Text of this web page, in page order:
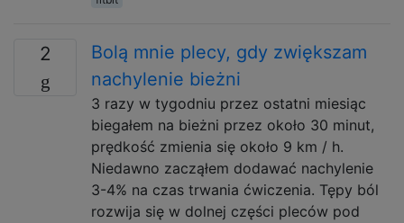
2
Bolą mnie plecy, gdy zwiększam
nachylenie bieżni
3 razy w tygodniu przez ostatni miesiąc
biegałem na bieżni przez około 30 minut,
prędkość zmienia się około 9 km / h.
Niedawno zacząłem dodawać nachylenie
3-4% na czas trwania ćwiczenia. Tępy ból
rozwija się w dolnej części pleców pod